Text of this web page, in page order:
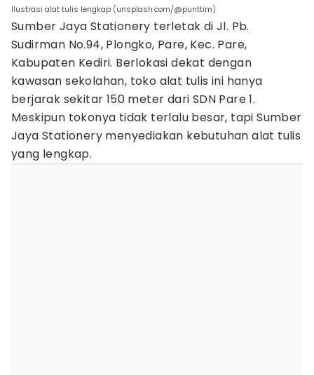
Ilustrasi alat tulis lengkap (unsplash.com/@punttim)
Sumber Jaya Stationery terletak di Jl. Pb.
Sudirman No.94, Plongko, Pare, Kec. Pare,
Kabupaten Kediri. Berlokasi dekat dengan
kawasan sekolahan, toko alat tulis ini hanya
berjarak sekitar 150 meter dari SDN Pare 1.
Meskipun tokonya tidak terlalu besar, tapi Sumber
Jaya Stationery menyediakan kebutuhan alat tulis
yang lengkap.